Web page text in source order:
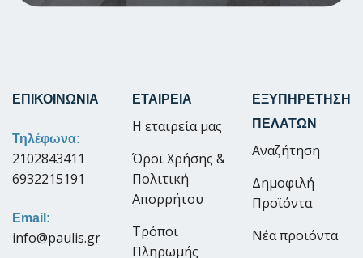
ΕΠΙΚΟΙΝΩΝΙΑ
Τηλέφωνα:
2102843411
6932215191
Email:
info@paulis.gr
ΕΤΑΙΡΕΙΑ
Η εταιρεία μας
Όροι Χρήσης &
Πολιτική
Απορρήτου
Τρόποι
Πληρωμής
ΕΞΥΠΗΡΕΤΗΣΗ
ΠΕΛΑΤΩΝ
Αναζήτηση
Δημοφιλή
Προϊόντα
Νέα προϊόντα